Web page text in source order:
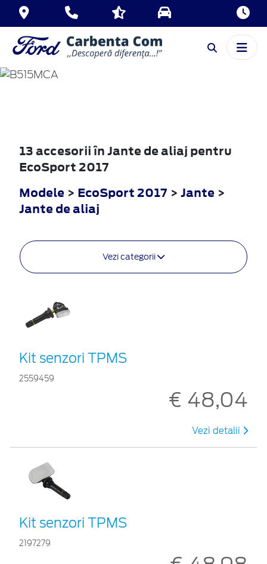
ECOSPORT
13 accesorii în Jante de aliaj pentru
EcoSport 2017
Modele > EcoSport 2017 > Jante >
Jante de aliaj
Vezi categorii
Kit senzori TPMS
2559459
€ 48,04
Vezi detalii
Kit senzori TPMS
2197279